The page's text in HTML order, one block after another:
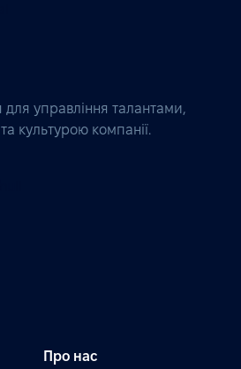
для управління талантами,
культурою компанії.
Про нас